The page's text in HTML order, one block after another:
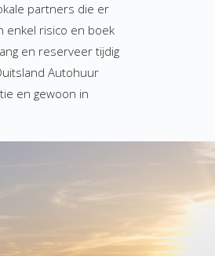
partners die er
enkel risico en boek
en reserveer tijdig
Autohuur
en gewoon in